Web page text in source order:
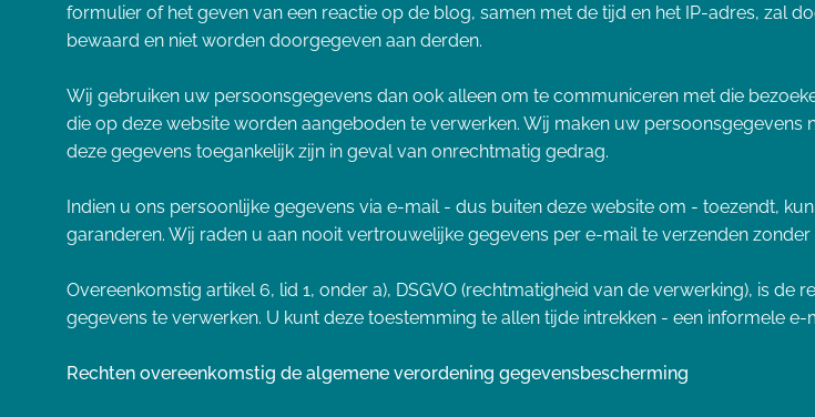
formulier of het geven van een reactie op de blog, samen met de tijd en het IP-adres, zal
bewaard en niet worden doorgegeven aan derden.
Wij gebruiken uw persoonsgegevens dan ook alleen om te communiceren met die
die op deze website worden aangeboden te verwerken. Wij maken uw
deze gegevens toegankelijk zijn in geval van onrechtmatig gedrag.
Indien u ons persoonlijke gegevens via e-mail - dus buiten deze website om - toezendt,
garanderen. Wij raden u aan nooit vertrouwelijke gegevens per e-mail te verzenden zonder
Overeenkomstig artikel 6, lid 1, onder a), DSGVO (rechtmatigheid van de verwerking), is
gegevens te verwerken. U kunt deze toestemming te allen tijde intrekken - een informele
Rechten overeenkomstig de algemene verordening gegevensbescherming